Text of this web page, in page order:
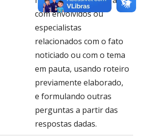
com envolvidos ou
especialistas
relacionados com o fato
noticiado ou com o tema
em pauta, usando roteiro
previamente elaborado,
e formulando outras
perguntas a partir das
respostas dadas.